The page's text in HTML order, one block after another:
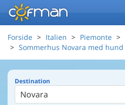
Forside Italien Piemonte
Sommerhus Novara med hund
Destination